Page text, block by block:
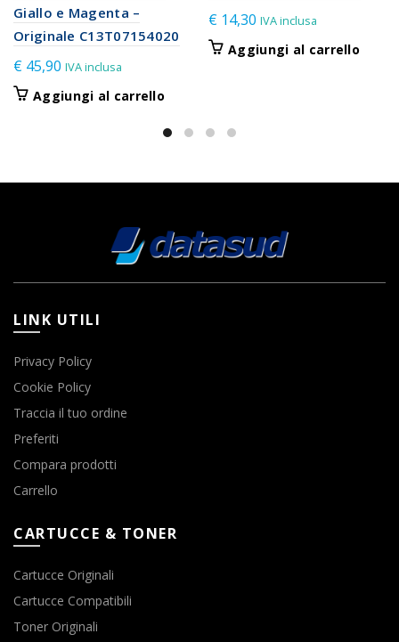
Giallo e Magenta –
Originale C13T07154020
€ 45,90 IVA inclusa
Aggiungi al carrello
€ 14,30 IVA inclusa
Aggiungi al carrello
LINK UTILI
Privacy Policy
Cookie Policy
Traccia il tuo ordine
Preferiti
Compara prodotti
Carrello
CARTUCCE & TONER
Cartucce Originali
Cartucce Compatibili
Toner Originali